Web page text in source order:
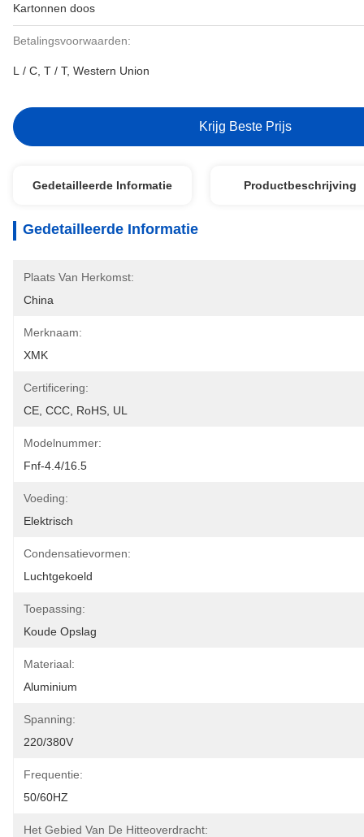
Kartonnen doos
Betalingsvoorwaarden:
L / C, T / T, Western Union
Krijg Beste Prijs
Gedetailleerde Informatie Productbeschrijving
Gedetailleerde Informatie
Plaats Van Herkomst:
China
Merknaam:
XMK
Certificering:
CE, CCC, RoHS, UL
Modelnummer:
Fnf-4.4/16.5
Voeding:
Elektrisch
Condensatievormen:
Luchtgekoeld
Toepassing:
Koude Opslag
Materiaal:
Aluminium
Spanning:
220/380V
Frequentie:
50/60HZ
Het Gebied Van De Hitteoverdracht: